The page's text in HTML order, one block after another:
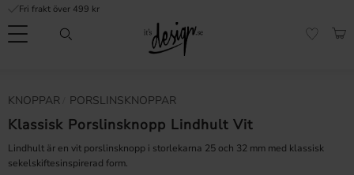
Meny
Fri frakt över 499 kr
KNOPPAR PORSLINSKNOPPAR
Klassisk Porslinsknopp Lindhult Vit
Lindhult är en vit porslinsknopp i storlekarna 25 och 32 mm med klassisk
sekelskiftesinspirerad form.
Vanliga frågor
Inspiration & Tips
It's
Design